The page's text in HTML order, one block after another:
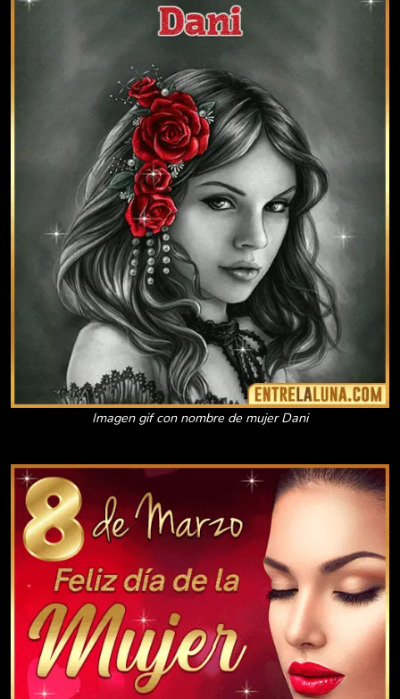
Imagen gif con nombre de mujer Dani